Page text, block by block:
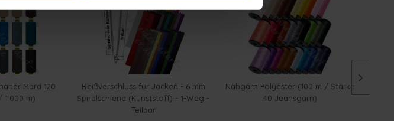
Mara 120
1.000 m)
Reißverschluss für Jacken - 6 mm
Spiralschiene (Kunststoff) - 1-Weg -
Teilbar
Nähgarn Polyester (100 m / Stärke
40 Jeansgarn)